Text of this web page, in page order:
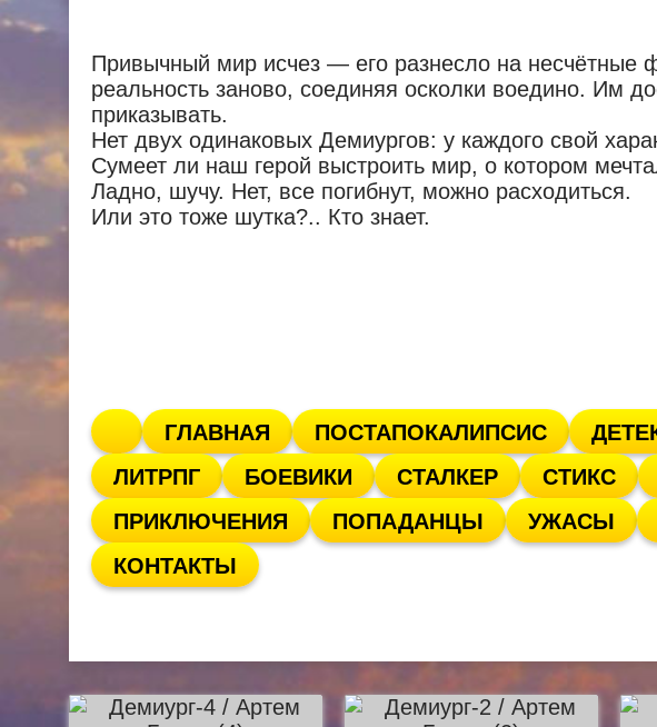
Привычный мир исчез — его разнесло на несчётные
реальность заново, соединяя осколки воедино. Им
приказывать.
Нет двух одинаковых Демиургов: у каждого свой
Сумеет ли наш герой выстроить мир, о котором
Ладно, шучу. Нет, все погибнут, можно расходиться.
Или это тоже шутка?.. Кто знает.
ГЛАВНАЯ ПОСТАПОКАЛИПСИС
ЛИТРПГ
БОЕВИКИ СТАЛКЕР СТИКС
ПРИКЛЮЧЕНИЯ
ПОПАДАНЦЫ УЖАСЫ
КОНТАКТЫ